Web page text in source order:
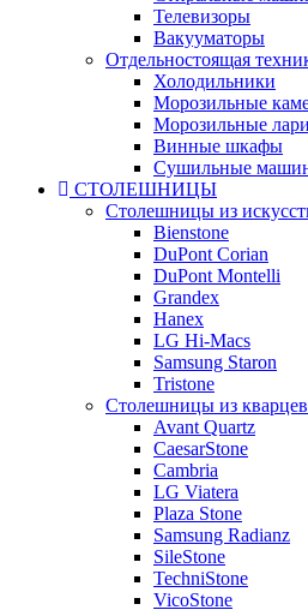
Телевизоры
Вакууматоры
Отдельностоящая
Холодильники
Морозильные
Морозильные лари
Винные шкафы
Сушильные
СТОЛЕШНИЦЫ
Столешницы из
Bienstone
DuPont Corian
DuPont Montelli
Grandex
Hanex
LG Hi-Macs
Samsung Staron
Tristone
Столешницы из
Avant Quartz
CaesarStone
Cambria
LG Viatera
Plaza Stone
Samsung Radianz
SileStone
TechniStone
VicoStone